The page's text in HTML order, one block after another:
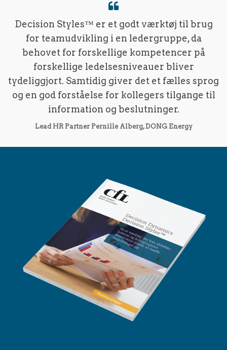
Decision Styles™ er et godt værktøj til brug
for teamudvikling i en ledergruppe, da
behovet for forskellige kompetencer på
forskellige ledelsesniveauer bliver
tydeliggjort. Samtidig giver det et fælles sprog
og en god forståelse for kollegers tilgange til
information og beslutninger.
Lead HR Partner Pernille Alberg, DONG Energy